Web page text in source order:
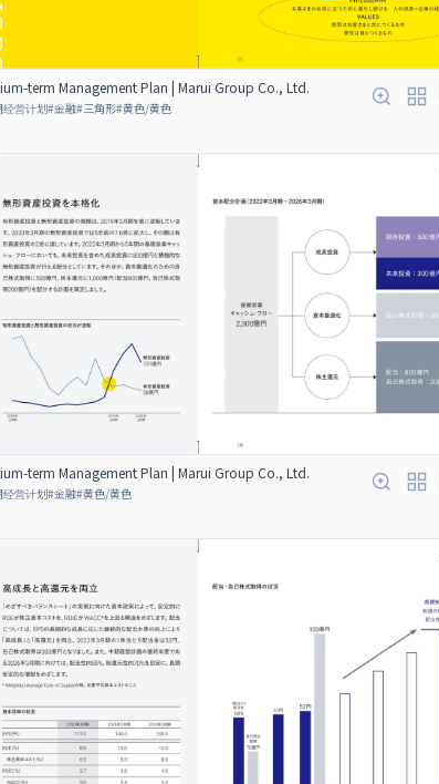
term Management Plan | Marui Group Co., Ltd.
经营计划#金融#三角形#黄色/黄色
term Management Plan | Marui Group Co., Ltd.
经营计划#金融#黄色/黄色